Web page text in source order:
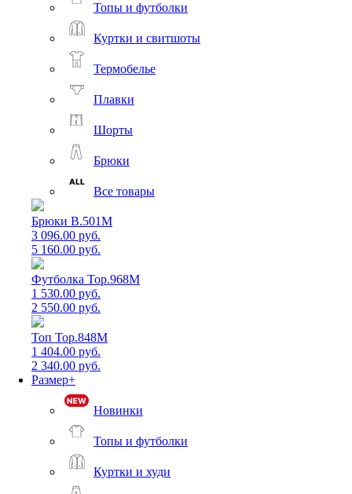
Топы и футболки
Куртки и свитшоты
Термобелье
Плавки
Шорты
Брюки
Все товары
Брюки B.501M
3 096.00 руб.
5 160.00 руб.
Футболка Top.968M
1 530.00 руб.
2 550.00 руб.
Топ Top.848M
1 404.00 руб.
2 340.00 руб.
Размер+
Новинки
Топы и футболки
Куртки и худи